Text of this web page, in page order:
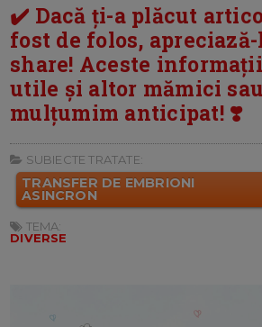
✔️ Dacă ți-a plăcut
fost de folos,
share! Aceste
utile și altor mămici
mulțumim anticipat! ❣️
SUBIECTE TRATATE:
TRANSFER DE EMBRIONI
ASINCRON
TEMA:
DIVERSE